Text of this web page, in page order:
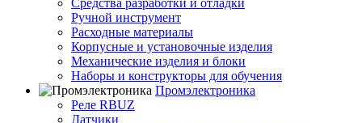
Средства разработки и отладки
Ручной инструмент
Расходные материалы
Корпусные и установочные изделия
Механические изделия и блоки
Наборы и конструкторы для обучения
Промэлектроника
Реле RBUZ
Датчики